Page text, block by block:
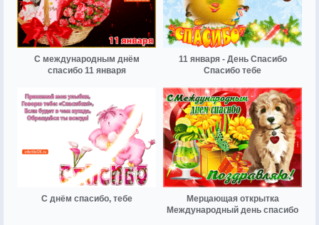
С международным днём
спасибо 11 января
11 января - День Спасибо
Спасибо тебе
С днём спасибо, тебе
Мерцающая открытка
Международный день спасибо